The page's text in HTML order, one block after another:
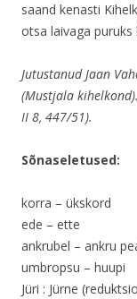
saand kenasti
otsa laivaga puruks
Jutustanud Jaan
(Mustjala
II 8, 447/51).
Sõnaseletused:
korra – ükskord
ede – ette
ankrubel – ankru
umbropsu – huupi
Jüri : Jürne